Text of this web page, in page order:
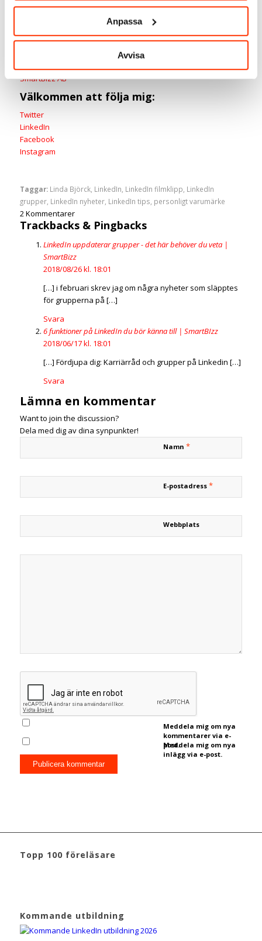
Anpassa
Avvisa
SmartBizz AB
Välkommen att följa mig:
Twitter
LinkedIn
Facebook
Instagram
Taggar: Linda Björck, LinkedIn LinkedIn filmklipp LinkedIn
grupper, LinkedIn nyheter, LinkedIn tips personligt varumärke
2Kommentarer
Trackbacks & Pingbacks
LinkedIn uppdaterar grupper - det här behöver du veta |
SmartBizz
2018/08/26 kl. 18:01
[…] i februari skrev jag om några nyheter som släpptes
för grupperna på […]
Svara
6 funktioner på LinkedIn du bör känna till | SmartBIzz
2018/06/17 kl. 18:01
[…] Fördjupa dig: Karriärråd och grupper på Linkedin […]
Svara
Lämna en kommentar
Want to join the discussion?
Dela med dig av dina synpunkter!
Namn *
E-postadress *
Webbplats
Meddela mig om nya
kommentarer via e-
post.
Meddela mig om nya
inlägg via e-post.
Topp 100 föreläsare
Kommande utbildning